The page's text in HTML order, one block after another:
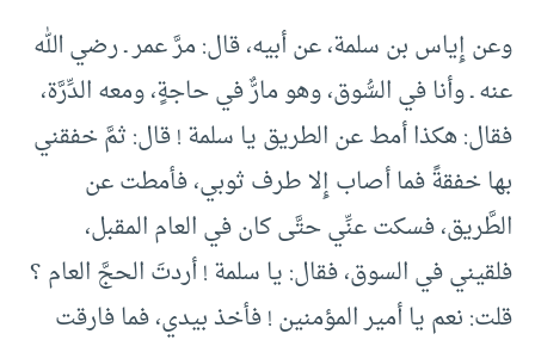
وعن إِياس بن سلمة، عن أبيه، قال: مرَّ عمر ـ رضي الله
عنه ـ وأنا في السُّوق، وهو مارٌّ في حاجةٍ، ومعه الدِّرَّة،
فقال: هكذا أمط عن الطريق يا سلمة ! قال: ثمَّ خفقني
بها خفقةً فما أصاب إِلا طرف ثوبي، فأمطت عن
الطَّريق، فسكت عنِّي حتَّى كان في العام المقبل،
فلقيني في السوق، فقال: يا سلمة ! أردتَ الحجَّ العام ؟
قلت: نعم يا أمير المؤمنين ! فأخذ بيدي، فما فارقت